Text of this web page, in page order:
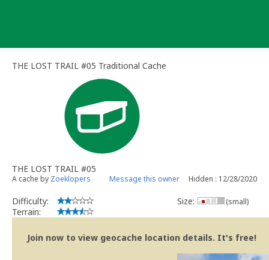
THE LOST TRAIL #05 Traditional Cache
THE LOST TRAIL #05
A cache by Zoeklopers Message this owner Hidden : 12/28/2020
Difficulty:
Terrain:
Size: (small)
Join now to view geocache location details. It's free!